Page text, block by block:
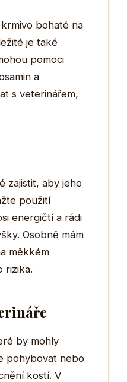
bohaté na
je také
pomoci
a
s veterinářem,
zajistit, aby jeho
použití
energičtí a rádi
Osobně mám
měkkém
rizika.
by mohly
pohybovat nebo
kostí. V